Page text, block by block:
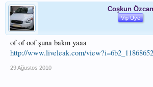
Coşkun Özcan
Vip Üye
of of oof şuna bakın yaaa
http://www.liveleak.com/
29 Ağustos 2010